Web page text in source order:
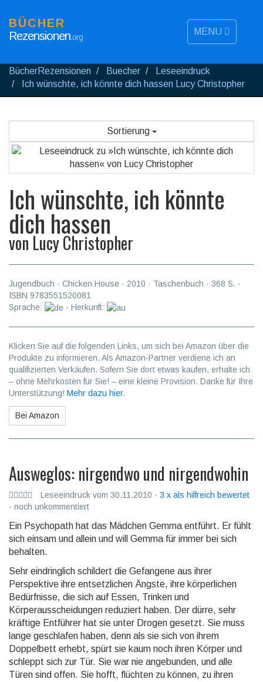
MENU
BÜCHER
Rezensionen.org
BücherRezensionen Buecher
Leseeindruck
Ich wünschte, ich könnte dich hassen Lucy Christopher
Sortierung
Ich wünschte, ich könnte
dich hassen
von Lucy Christopher
Jugendbuch · Chicken House · 2010 · Taschenbuch · 368 S. ·
ISBN 9783551520081
Sprache:
· Herkunft:
Klicken Sie auf die folgenden Links, um sich bei Amazon über die
Produkte zu informieren. Als Amazon-Partner verdiene ich an
qualifizierten Verkäufen. Sofern Sie dort etwas kaufen, erhalte ich
– ohne Mehrkosten für Sie! – eine kleine Provision. Danke für Ihre
Unterstützung! Mehr dazu hier.
Bei Amazon
Ausweglos: nirgendwo und nirgendwohin
Leseeindruck vom 30.11.2010 · 3 x als hilfreich bewertet
· noch unkommentiert
Ein Psychopath hat das Mädchen Gemma entführt. Er fühlt
sich einsam und allein und will Gemma für immer bei sich
behalten.
Sehr eindringlich schildert die Gefangene aus ihrer
Perspektive ihre entsetzlichen Ängste, ihre körperlichen
Bedürfnisse, die sich auf Essen, Trinken und
Körperausscheidungen reduziert haben. Der dürre, sehr
kräftige Entführer hat sie unter Drogen gesetzt. Sie muss
lange geschlafen haben, denn als sie sich von ihrem
Doppelbett erhebt, spürt sie kaum noch ihren Körper und
schleppt sich zur Tür. Sie war nie angebunden, und alle
Türen sind offen. Sie hofft, flüchten zu können, zu ihren